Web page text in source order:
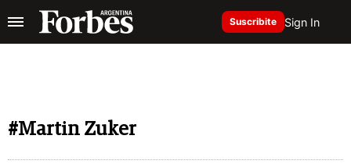
Suscribite Sign In
#Martin Zuker